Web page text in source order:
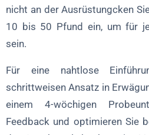
nicht an der Ausrüstungcken
10 bis 50 Pfund ein, um für
sein.
Für eine nahtlose
schrittweisen Ansatz in
einem 4-wöchigen
Feedback und optimieren Sie